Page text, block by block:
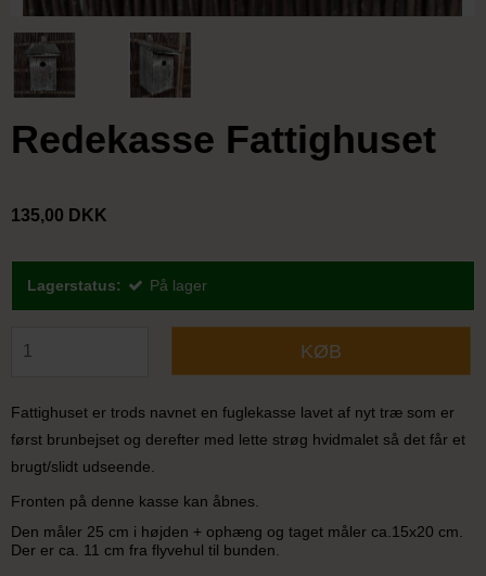
Redekasse Fattighuset
135,00 DKK
Lagerstatus: På lager
KØB
Fattighuset er trods navnet en fuglekasse lavet af nyt træ som er
først brunbejset og derefter med lette strøg hvidmalet så det får et
brugt/slidt udseende.
Fronten på denne kasse kan åbnes.
Den måler 25 cm i højden + ophæng og taget måler ca.15x20 cm.
Der er ca. 11 cm fra flyvehul til bunden.